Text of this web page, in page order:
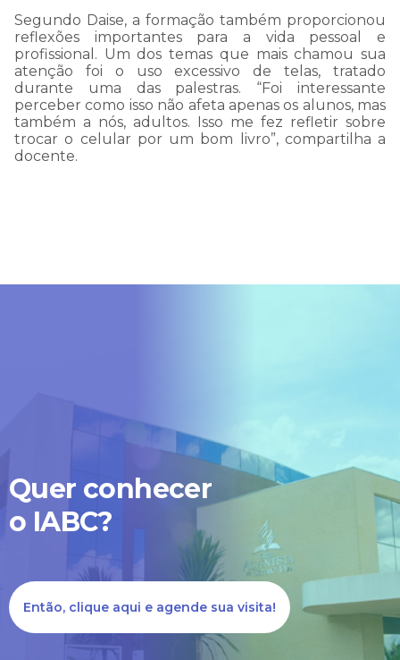
Segundo Daise, a formação também proporcionou
reflexões importantes para a vida pessoal e
profissional. Um dos temas que mais chamou sua
atenção foi o uso excessivo de telas, tratado
durante uma das palestras. “Foi interessante
perceber como isso não afeta apenas os alunos, mas
também a nós, adultos. Isso me fez refletir sobre
trocar o celular por um bom livro”, compartilha a
docente.
Quer conhecer
o IABC?
Então, clique aqui e agende sua visita!